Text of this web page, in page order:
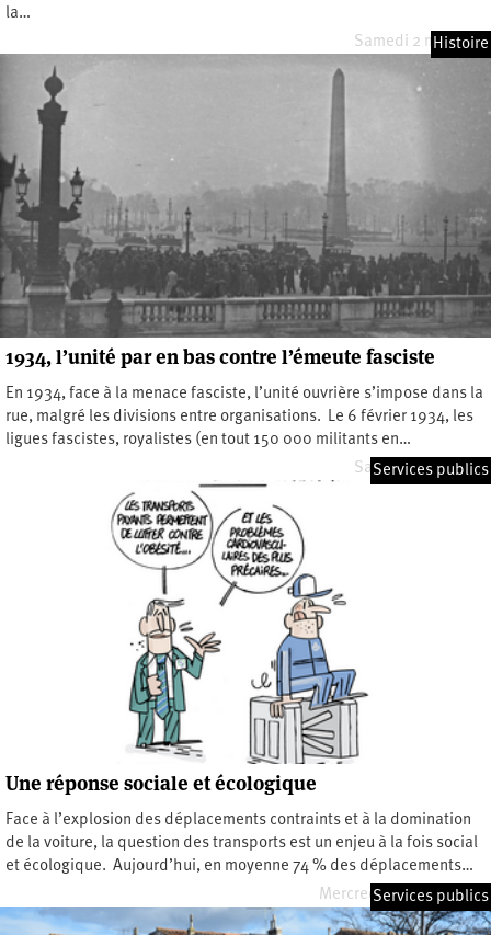
la…
Samedi 2 mai 2026
Histoire
1934, l’unité par en bas contre l’émeute fasciste
En 1934, face à la menace fasciste, l’unité ouvrière s’impose dans la
rue, malgré les divisions entre organisations. Le 6 février 1934, les
ligues fascistes, royalistes (en tout 150 000 militants en…
Samedi 2 mai 2026
Services publics
Une réponse sociale et écologique
Face à l’explosion des déplacements contraints et à la domination
de la voiture, la question des transports est un enjeu à la fois social
et écologique. Aujourd’hui, en moyenne 74 % des déplacements…
Mercredi 11 février 2026
Services publics